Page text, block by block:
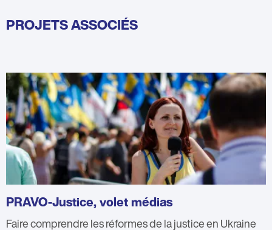
PROJETS ASSOCIÉS
PRAVO-Justice, volet médias
Faire comprendre les réformes de la justice en Ukraine